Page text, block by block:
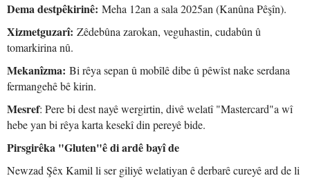
Dema destpêkirinê: Meha 12an a sala 2025an (Kanûna Pêşîn).
Xizmetguzarî: Zêdebûna zarokan, veguhastin, cudabûn û
tomarkirina nû.
Mekanîzma: Bi rêya sepan û mobîlê dibe û pêwîst nake serdana
fermangehê bê kirin.
Mesref: Pere bi dest nayê wergirtin, divê welatî "Mastercard"a wî
hebe yan bi rêya karta kesekî din pereyê bide.
Pirsgirêka "Gluten"ê di ardê bayî de
Newzad Şêx Kamil li ser giliyê welatiyan ê derbarê cureyê ard de li